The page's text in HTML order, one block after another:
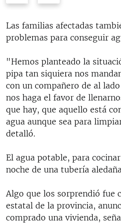
v
i
u
s
s
l
i
d
e
t
s
i
d
e
Las familias afectadas
problemas para conseguir
"Hemos planteado la
pipa tan siquiera nos
con un compañero de al
nos haga el favor de
que hay, que aquello está
agua aunque sea para
detalló.
El agua potable, para
noche de una tubería
Algo que los sorprendió fue
estatal de la provincia,
comprado una vivienda,